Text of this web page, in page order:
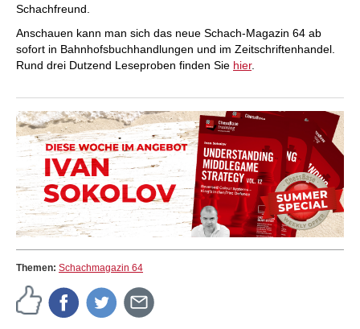
Schachfreund.
Anschauen kann man sich das neue Schach-Magazin 64 ab
sofort in Bahnhofsbuchhandlungen und im Zeitschriftenhandel.
Rund drei Dutzend Leseproben finden Sie hier.
Themen: Schachmagazin 64